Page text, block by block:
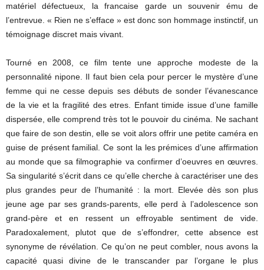
matériel défectueux, la francaise garde un souvenir ému de
l’entrevue. « Rien ne s’efface » est donc son hommage instinctif, un
témoignage discret mais vivant.
Tourné en 2008, ce film tente une approche modeste de la
personnalité nipone. Il faut bien cela pour percer le mystère d’une
femme qui ne cesse depuis ses débuts de sonder l’évanescance
de la vie et la fragilité des etres. Enfant timide issue d’une famille
dispersée, elle comprend très tot le pouvoir du cinéma. Ne sachant
que faire de son destin, elle se voit alors offrir une petite caméra en
guise de présent familial. Ce sont la les prémices d’une affirmation
au monde que sa filmographie va confirmer d’oeuvres en œuvres.
Sa singularité s’écrit dans ce qu’elle cherche à caractériser une des
plus grandes peur de l’humanité : la mort. Elevée dès son plus
jeune age par ses grands-parents, elle perd à l’adolescence son
grand-père et en ressent un effroyable sentiment de vide.
Paradoxalement, plutot que de s’effondrer, cette absence est
synonyme de révélation. Ce qu’on ne peut combler, nous avons la
capacité quasi divine de le transcander par l’organe le plus